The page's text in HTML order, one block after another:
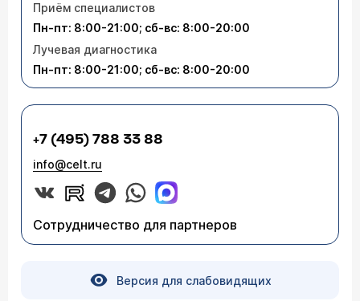
Приём специалистов
Пн-пт: 8:00-21:00; сб-вс: 8:00-20:00
Лучевая диагностика
Пн-пт: 8:00-21:00; сб-вс: 8:00-20:00
+7 (495) 788 33 88
info@celt.ru
Сотрудничество для партнеров
Версия для слабовидящих